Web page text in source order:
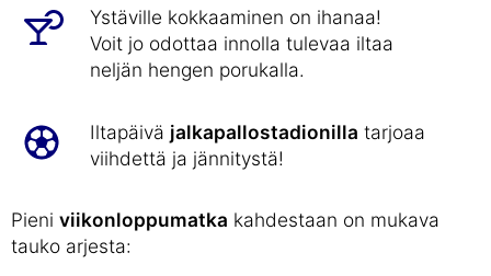
Ystäville kokkaaminen on ihanaa!
Voit jo odottaa innolla tulevaa iltaa
neljän hengen porukalla.
Iltapäivä jalkapallostadionilla tarjoaa
viihdettä ja jännitystä!
Pieni viikonloppumatka kahdestaan on mukava
tauko arjesta: